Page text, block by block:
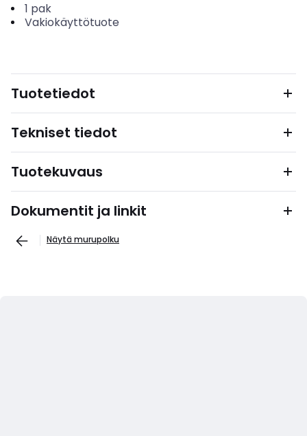
1 pak
Vakiokäyttötuote
Tuotetiedot
Tekniset tiedot
Tuotekuvaus
Dokumentit ja linkit
Näytä murupolku